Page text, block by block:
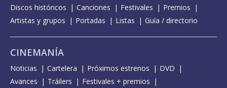
Discos históricos
Canciones Festivales
Premios
Artistas y grupos
Portadas Listas Guía / directorio
CINEMANÍA
Noticias Cartelera Próximos estrenos
DVD
Avances
Tráilers Festivales + premios